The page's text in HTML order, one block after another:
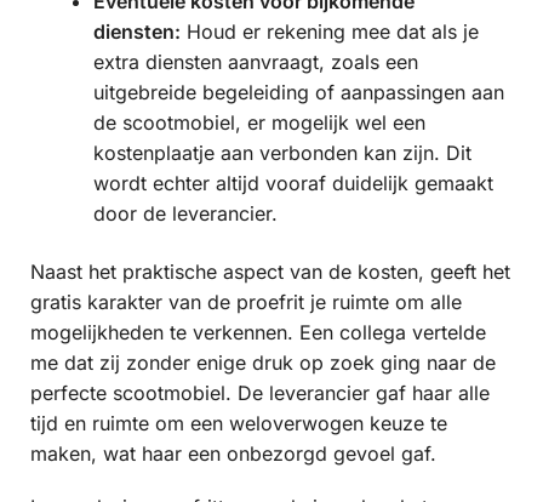
diensten: Houd er rekening mee dat als je
extra diensten aanvraagt, zoals een
uitgebreide begeleiding of aanpassingen aan
de scootmobiel, er mogelijk wel een
kostenplaatje aan verbonden kan zijn. Dit
wordt echter altijd vooraf duidelijk gemaakt
door de leverancier.
Naast het praktische aspect van de kosten, geeft het
gratis karakter van de proefrit je ruimte om alle
mogelijkheden te verkennen. Een collega vertelde
me dat zij zonder enige druk op zoek ging naar de
perfecte scootmobiel. De leverancier gaf haar alle
tijd en ruimte om een weloverwogen keuze te
maken, wat haar een onbezorgd gevoel gaf.